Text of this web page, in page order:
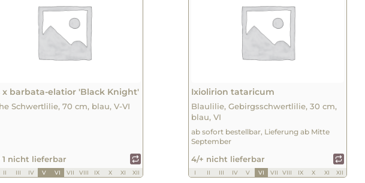
x barbata-elatior 'Black Knight'
Schwertlilie, 70 cm, blau, V-VI
1 nicht lieferbar
II III IV V VI VII VIII IX X XI XII
Ixiolirion tataricum
Blaulilie, Gebirgsschwertlilie, 30 cm,
blau, VI
ab sofort bestellbar, Lieferung ab Mitte
September
4/+ nicht lieferbar
I II III IV V VI VII VIII IX X XI XII